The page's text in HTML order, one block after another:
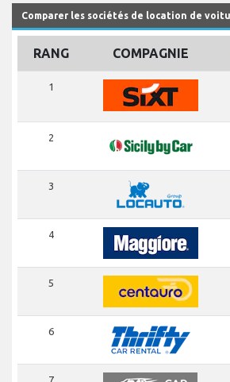
Comparer les sociétés de location de
RANG COMPAGNIE
1
2
3
4
5
6
7